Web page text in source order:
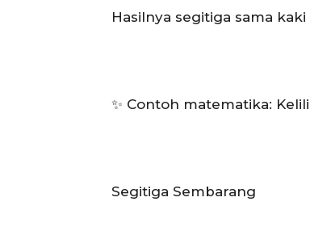
Hasilnya segitiga sama
✨ Contoh matematika:
Segitiga Sembarang